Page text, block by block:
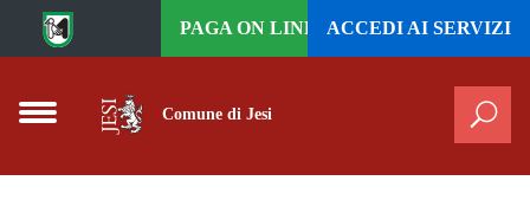
Vai al contenuto principale
PAGA ON LINE
ACCEDI AI SERVIZI
Comune di Jesi